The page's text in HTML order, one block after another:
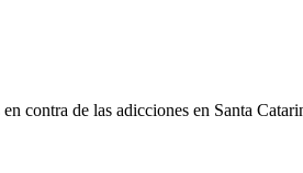
contra de las adicciones en Santa